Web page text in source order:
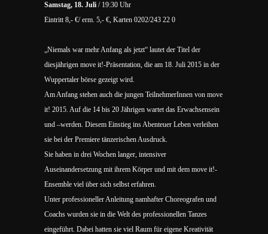
Samstag, 18. Juli / 19:30 Uhr
Eintritt 8,- €/ erm. 5,- €, Karten 0202/243 22 0
„Niemals war mehr Anfang als jetzt“ lautet der Titel der
diesjährigen move it!-Präsentation, die am 18. Juli 2015 in der
Wuppertaler börse gezeigt wird.
Am Anfang stehen auch die jungen TeilnehmerInnen von move
it! 2015. Auf die 14 bis 20 Jährigen wartet das Erwachsensein
und –werden. Diesem Einstieg ins Abenteuer Leben verleihen
sie bei der Premiere tänzerischen Ausdruck.
Sie haben in drei Wochen langer, intensiver
Auseinandersetzung mit ihrem Körper und mit dem move it!-
Ensemble viel über sich selbst erfahren.
Unter professioneller Anleitung namhafter Choreografen und
Coachs wurden sie in die Welt des professionellen Tanzes
eingeführt. Dabei hatten sie viel Raum für eigene Kreativität